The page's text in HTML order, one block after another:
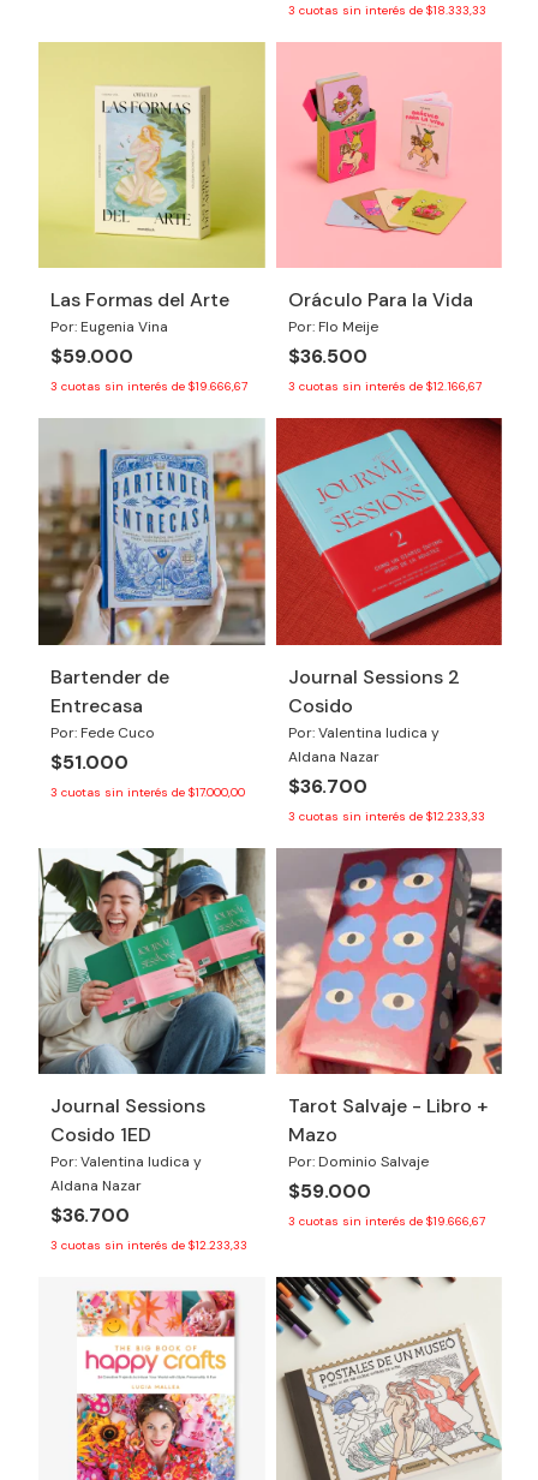
3 cuotas sin interés de $18.333,33
Las Formas del Arte
Por: Eugenia Vina
$59.000
3 cuotas sin interés de $19.666,67
Oráculo Para la Vida
Por: Flo Meije
$36.500
3 cuotas sin interés de $12.166,67
Bartender de
Entrecasa
Por: Fede Cuco
$51.000
3 cuotas sin interés de $17.000,00
Journal Sessions 2
Cosido
Por: Valentina Iudica y
Aldana Nazar
$36.700
3 cuotas sin interés de $12.233,33
Journal Sessions
Cosido 1ED
Por: Valentina Iudica y
Aldana Nazar
$36.700
3 cuotas sin interés de $12.233,33
Tarot Salvaje - Libro +
Mazo
Por: Dominio Salvaje
$59.000
3 cuotas sin interés de $19.666,67